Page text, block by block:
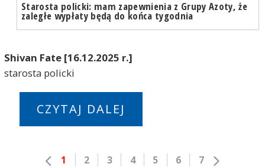
Starosta policki: mam zapewnienia z Grupy Azoty, że
zaległe wypłaty będą do końca tygodnia
Shivan Fate [16.12.2025 r.]
starosta policki
CZYTAJ DALEJ
1 2 3 4 5 6 7